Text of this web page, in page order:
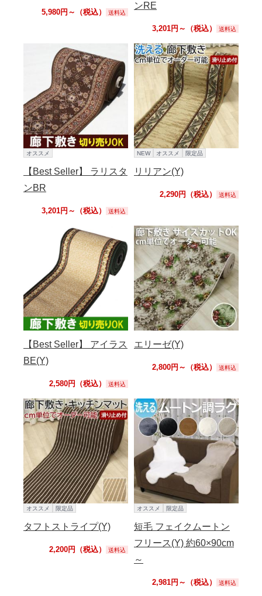
5,980円～（税込） 送料込
ンRE
3,201円～（税込） 送料込
オススメ
【Best Seller】 ラリスタ
ンBR
3,201円～（税込） 送料込
NEW オススメ 限定品
リリアン(Y)
2,290円（税込） 送料込
【Best Seller】 アイラス
BE(Y)
2,580円（税込） 送料込
エリーゼ(Y)
2,800円～（税込） 送料込
オススメ 限定品
タフトストライプ(Y)
2,200円（税込） 送料込
オススメ 限定品
短毛 フェイクムートン
フリース(Y) 約60×90cm
～
2,981円～（税込） 送料込